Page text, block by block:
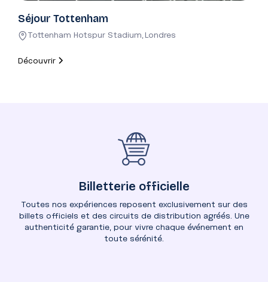
Séjour Tottenham
Tottenham Hotspur Stadium,Londres
Découvrir
Billetterie officielle
Toutes nos expériences reposent exclusivement sur des
billets officiels et des circuits de distribution agréés. Une
authenticité garantie, pour vivre chaque événement en
toute sérénité.